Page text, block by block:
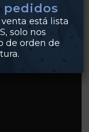
pedidos
está lista
solo nos
de orden de